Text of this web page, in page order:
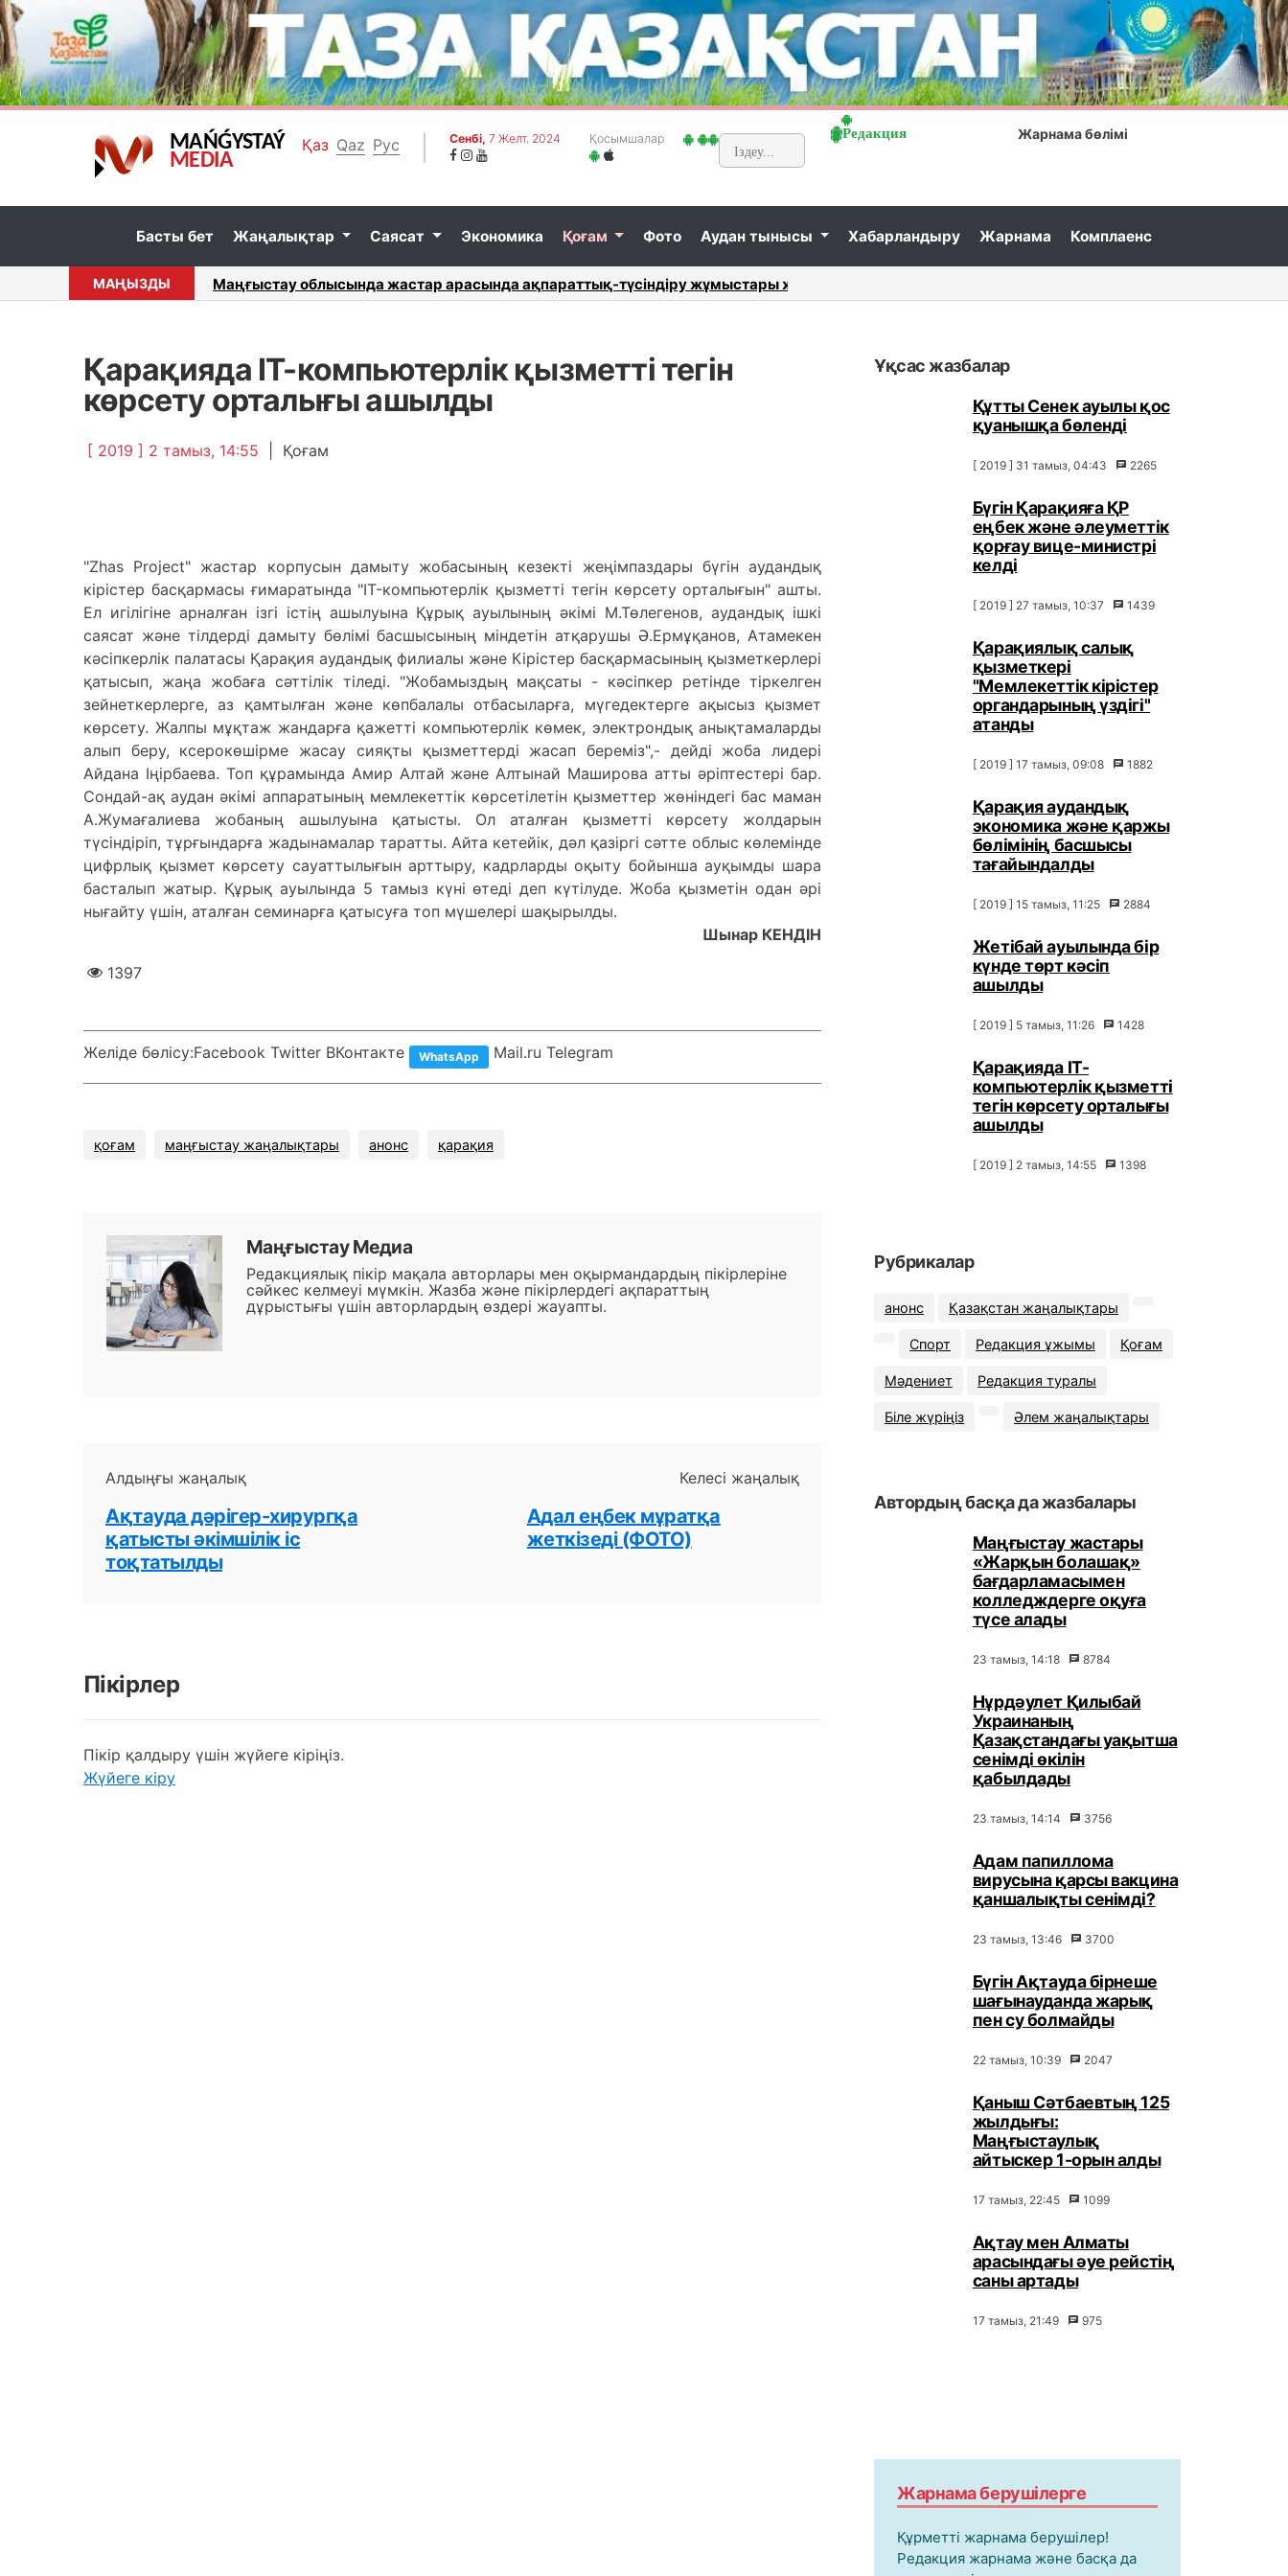
MAŃǴYSTAÝ
MEDIA
Қаз Qaz Рус Сенбi, 7 Желт. 2024 Қосымшалар Редакция Жарнама бөлімі
Басты бет Жаңалықтар Саясат Экономика Қоғам Фото Аудан тынысы Хабарландыру Жарнама Комплаенс
МАҢЫЗДЫ
түсіндіру жұмыстары жүргізіл...Тұрмыстық зорлық-зомбылықтың алдын алу және болдырмау...
Қарақияда IT-компьютерлік қызметті тегін
көрсету орталығы ашылды
[ 2019 ] 2 тамыз, 14:55 Қоғам
"Zhas Project" жастар корпусын дамыту жобасының кезекті жеңімпаздары бүгін аудандық
кірістер басқармасы ғимаратында "IT-компьютерлік қызметті тегін көрсету орталығын" ашты.
Ел игілігіне арналған ізгі істің ашылуына Құрық ауылының әкімі М.Төлегенов, аудандық ішкі
саясат және тілдерді дамыту бөлімі басшысының міндетін атқарушы Ә.Ермұқанов, Атамекен
кәсіпкерлік палатасы Қарақия аудандық филиалы және Кірістер басқармасының қызметкерлері
қатысып, жаңа жобаға сәттілік тіледі. "Жобамыздың мақсаты - кәсіпкер ретінде тіркелген
зейнеткерлерге, аз қамтылған және көпбалалы отбасыларға, мүгедектерге ақысыз қызмет
көрсету. Жалпы мұқтаж жандарға қажетті компьютерлік көмек, электрондық анықтамаларды
алып беру, ксерокөшірме жасау сияқты қызметтерді жасап береміз",- дейді жоба лидері
Айдана Іңірбаева. Топ құрамында Амир Алтай және Алтынай Маширова атты әріптестері бар.
Сондай-ақ аудан әкімі аппаратының мемлекеттік көрсетілетін қызметтер жөніндегі бас маман
А.Жумағалиева жобаның ашылуына қатысты. Ол аталған қызметті көрсету жолдарын
түсіндіріп, тұрғындарға жадынамалар таратты. Айта кетейік, дәл қазіргі сәтте облыс көлемінде
цифрлық қызмет көрсету сауаттылығын арттыру, кадрларды оқыту бойынша ауқымды шара
басталып жатыр. Құрық ауылында 5 тамыз күні өтеді деп күтілуде. Жоба қызметін одан әрі
нығайту үшін, аталған семинарға қатысуға топ мүшелері шақырылды.
Шынар КЕНДІН
1397
Желіде бөлісу:Facebook Twitter ВКонтакте WhatsApp Mail.ru Telegram
қоғам маңғыстау жаңалықтары анонс қарақия
Маңғыстау Медиа
Редакциялық пікір мақала авторлары мен оқырмандардың пікірлеріне
сәйкес келмеуі мүмкін. Жазба және пікірлердегі ақпараттың
дұрыстығы үшін авторлардың өздері жауапты.
Алдыңғы жаңалық
Ақтауда дәрігер-хирургқа
қатысты әкімшілік іс
тоқтатылды
Келесі жаңалық
Адал еңбек мұратқа
жеткізеді (ФОТО)
Пікірлер
Пікір қалдыру үшін жүйеге кіріңіз.
Жүйеге кіру
Ұқсас жазбалар
Құтты Сенек ауылы қос
қуанышқа бөленді
[ 2019 ] 31 тамыз, 04:43 2265
Бүгін Қарақияға ҚР
еңбек және әлеуметтік
қорғау вице-министрі
келді
[ 2019 ] 27 тамыз, 10:37 1439
Қарақиялық салық
қызметкері
"Мемлекеттік кірістер
органдарының үздігі"
атанды
[ 2019 ] 17 тамыз, 09:08 1882
Қарақия аудандық
экономика және қаржы
бөлімінің басшысы
тағайындалды
[ 2019 ] 15 тамыз, 11:25 2884
Жетібай ауылында бір
күнде төрт кәсіп
ашылды
[ 2019 ] 5 тамыз, 11:26 1428
Қарақияда IT-
компьютерлік қызметті
тегін көрсету орталығы
ашылды
[ 2019 ] 2 тамыз, 14:55 1398
Рубрикалар
анонс Қазақстан жаңалықтары
Спорт Редакция ұжымы Қоғам
Мәдениет Редакция туралы
Біле жүріңіз Әлем жаңалықтары
Автордың басқа да жазбалары
Маңғыстау жастары
«Жарқын болашақ»
бағдарламасымен
колледждерге оқуға
түсе алады
23 тамыз, 14:18 8784
Нұрдәулет Қилыбай
Украинаның
Қазақстандағы уақытша
сенімді өкілін
қабылдады
23 тамыз, 14:14 3756
Адам папиллома
вирусына қарсы вакцина
қаншалықты сенімді?
23 тамыз, 13:46 3700
Бүгін Ақтауда бірнеше
шағынауданда жарық
пен су болмайды
22 тамыз, 10:39 2047
Қаныш Сәтбаевтың 125
жылдығы:
Маңғыстаулық
айтыскер 1-орын алды
17 тамыз, 22:45 1099
Ақтау мен Алматы
арасындағы әуе рейстің
саны артады
17 тамыз, 21:49 975
Жарнама берушілерге
Құрметті жарнама берушілер!
Редакция жарнама және басқа да